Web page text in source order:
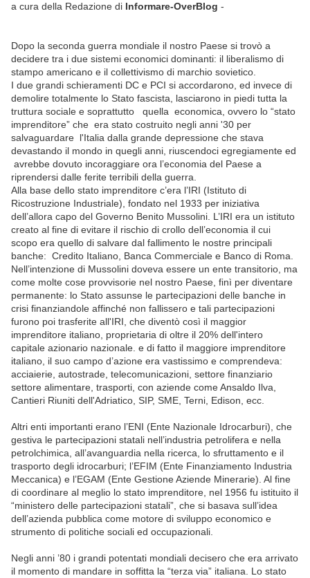
a cura della Redazione di Informare-OverBlog -
Dopo la seconda guerra mondiale il nostro Paese si trovò a
decidere tra i due sistemi economici dominanti: il liberalismo di
stampo americano e il collettivismo di marchio sovietico.
I due grandi schieramenti DC e PCI si accordarono, ed invece di
demolire totalmente lo Stato fascista, lasciarono in piedi tutta la
truttura sociale e soprattutto quella economica, ovvero lo “stato
imprenditore” che era stato costruito negli anni '30 per
salvaguardare l'Italia dalla grande depressione che stava
devastando il mondo in quegli anni, riuscendoci egregiamente ed
avrebbe dovuto incoraggiare ora l’economia del Paese a
riprendersi dalle ferite terribili della guerra.
Alla base dello stato imprenditore c’era l’IRI (Istituto di
Ricostruzione Industriale), fondato nel 1933 per iniziativa
dell’allora capo del Governo Benito Mussolini. L’IRI era un istituto
creato al fine di evitare il rischio di crollo dell’economia il cui
scopo era quello di salvare dal fallimento le nostre principali
banche: Credito Italiano, Banca Commerciale e Banco di Roma.
Nell’intenzione di Mussolini doveva essere un ente transitorio, ma
come molte cose provvisorie nel nostro Paese, finì per diventare
permanente: lo Stato assunse le partecipazioni delle banche in
crisi finanziandole affinché non fallissero e tali partecipazioni
furono poi trasferite all'IRI, che diventò così il maggior
imprenditore italiano, proprietaria di oltre il 20% dell'intero
capitale azionario nazionale. e di fatto il maggiore imprenditore
italiano, il suo campo d’azione era vastissimo e comprendeva:
acciaierie, autostrade, telecomunicazioni, settore finanziario
settore alimentare, trasporti, con aziende come Ansaldo Ilva,
Cantieri Riuniti dell'Adriatico, SIP, SME, Terni, Edison, ecc.
Altri enti importanti erano l’ENI (Ente Nazionale Idrocarburi), che
gestiva le partecipazioni statali nell’industria petrolifera e nella
petrolchimica, all’avanguardia nella ricerca, lo sfruttamento e il
trasporto degli idrocarburi; l’EFIM (Ente Finanziamento Industria
Meccanica) e l’EGAM (Ente Gestione Aziende Minerarie). Al fine
di coordinare al meglio lo stato imprenditore, nel 1956 fu istituito il
“ministero delle partecipazioni statali”, che si basava sull’idea
dell’azienda pubblica come motore di sviluppo economico e
strumento di politiche sociali ed occupazionali.
Negli anni ’80 i grandi potentati mondiali decisero che era arrivato
il momento di mandare in soffitta la “terza via” italiana. Lo stato